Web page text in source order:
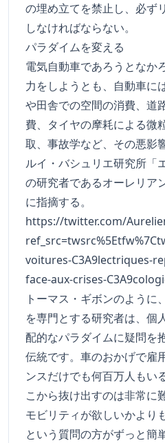
の埋め立てを禁止し、必ず
しなければならない。
パラダイムを変える
電気自動車であろうとなか
力をしようとも、自動車に
や田舎での空間の消費、道
費、タイヤの摩耗による微
取、事故学など、その悪影
ルイ・バシュリエ研究所「
の研究者であるオーレリア
に指摘する。
https://twitter.com/
voitures-C3A9lectriques-
face-aux-crises-
トーマス・ギボンのように
を専門とする研究者は、個
配的なパラダイムに疑問を
伝統です。車のおかげで雇
ンスだけでも何百万人もい
こから抜け出すのは非常に
モビリティが欲しいかより
という質問の方がずっと簡